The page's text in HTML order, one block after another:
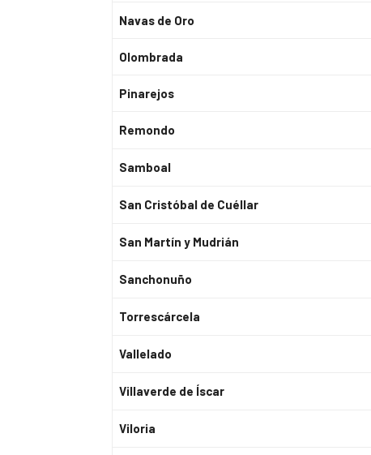
Navas de Oro
Olombrada
Pinarejos
Remondo
Samboal
San Cristóbal de Cuéllar
San Martín y Mudrián
Sanchonuño
Torrescárcela
Vallelado
Villaverde de Íscar
Viloria